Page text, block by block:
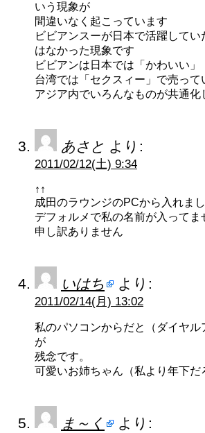
いう現象が
間違いなく起こっています
ビビアンスーが日本で活躍してい
はなかった現象です
ビビアンは日本では「かわいい」
台湾では「セクスィー」で売って
アジア内でいろんなものが共通化
あさと より:
2011/02/12(土) 9:34
↑↑
成田のラウンジのPCから入れま
デフォルメで私の名前が入ってま
申し訳ありません
いはち より:
2011/02/14(月) 13:02
私のパソコンからだと（ダイヤル
が
残念です。
可愛いお姉ちゃん（私より年下だ
ま～く より: